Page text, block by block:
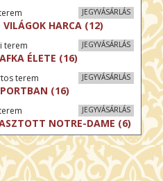
JEGYVÁSÁRLÁS
VILÁGOK HARCA (12)
JEGYVÁSÁRLÁS
terem
ÉLETE (16)
JEGYVÁSÁRLÁS
terem
(16)
JEGYVÁSÁRLÁS
NOTRE-DAME (6)
JEGYVÁSÁRLÁS
Mari terem
SZENT LÁSZLÓ